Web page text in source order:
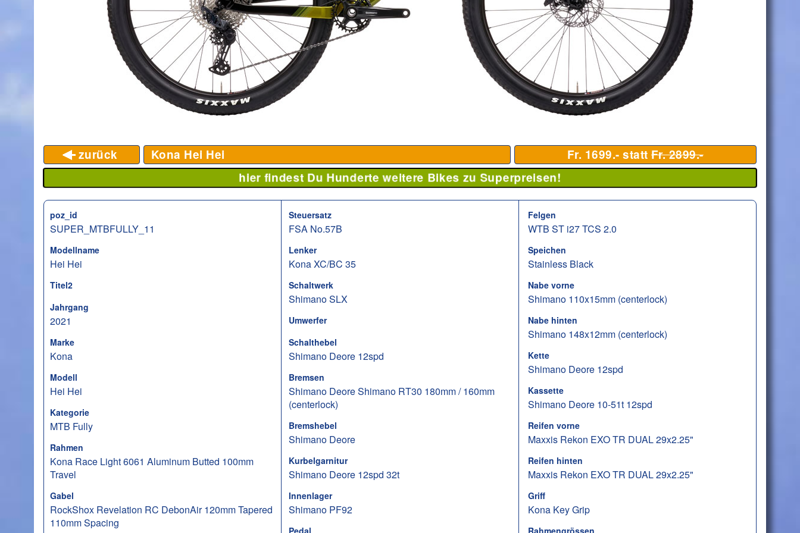
zurück Kona Hei Hei Fr. 1699.- statt Fr. 2899.-
hier findest Du Hunderte weitere Bikes zu Superpreisen!
poz_id
SUPER_MTBFULLY_11
Modellname
Hei Hei
Titel2
Jahrgang
2021
Marke
Kona
Modell
Hei Hei
Kategorie
MTB Fully
Rahmen
Kona Race Light 6061 Aluminum Butted 100mm
Travel
Gabel
RockShox Revelation RC DebonAir 120mm Tapered
110mm Spacing
Steuersatz
FSA No.57B
Lenker
Kona XC/BC 35
Schaltwerk
Shimano SLX
Umwerfer
Schalthebel
Shimano Deore 12spd
Bremsen
Shimano Deore Shimano RT30 180mm / 160mm
(centerlock)
Bremshebel
Shimano Deore
Kurbelgarnitur
Shimano Deore 12spd 32t
Innenlager
Shimano PF92
Pedal
Felgen
WTB ST i27 TCS 2.0
Speichen
Stainless Black
Nabe vorne
Shimano 110x15mm (centerlock)
Nabe hinten
Shimano 148x12mm (centerlock)
Kette
Shimano Deore 12spd
Kassette
Shimano Deore 10-51t 12spd
Reifen vorne
Maxxis Rekon EXO TR DUAL 29x2.25"
Reifen hinten
Maxxis Rekon EXO TR DUAL 29x2.25"
Griff
Kona Key Grip
Rahmengrössen